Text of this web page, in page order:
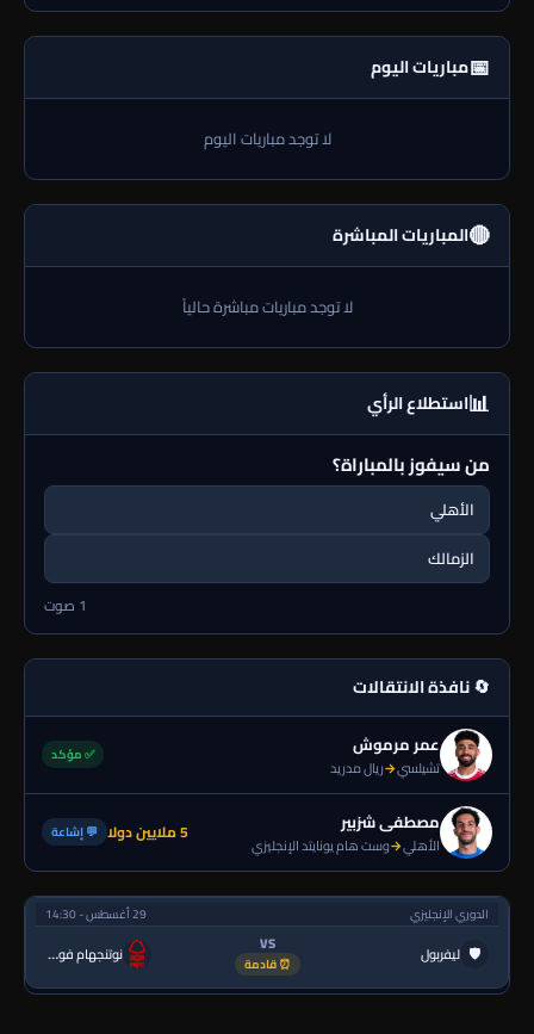
📅مباريات اليوم
لا توجد مباريات اليوم
🔴المباريات المباشرة
لا توجد مباريات مباشرة حالياً
📊استطلاع الرأي
من سيفوز بالمباراة؟
الأهلي
الزمالك
1 صوت
🔄 نافذة الانتقالات
عمر مرموش
تشيلسي→ريال مدريد
✅ مؤكد
مصطفى شزبير
الأهلي→وست هام يونايتد الإنجليزي 5 ملايين دولا 💬 إشاعة
الدوري الإنجليزي 29 أغسطس - 14:30
🛡 ليفربول VS
⏰ قادمة نوتنجهام فورست